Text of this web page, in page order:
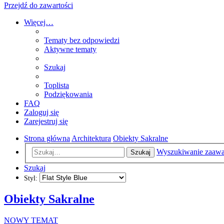
Przejdź do zawartości
Więcej…
Tematy bez odpowiedzi
Aktywne tematy
Szukaj
Toplista
Podziękowania
FAQ
Zaloguj się
Zarejestruj się
Strona główna Architektura Obiekty Sakralne
Szukaj
Wyszukiwanie
Szukaj
Styl:
Obiekty Sakralne
NOWY TEMAT